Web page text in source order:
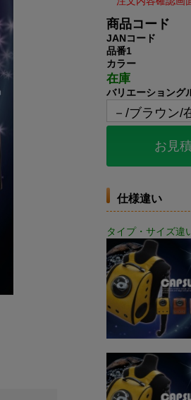
商品コード
JANコード
品番1
カラー
在庫
バリエーショング
お見
仕様違い
タイプ・サイズ違